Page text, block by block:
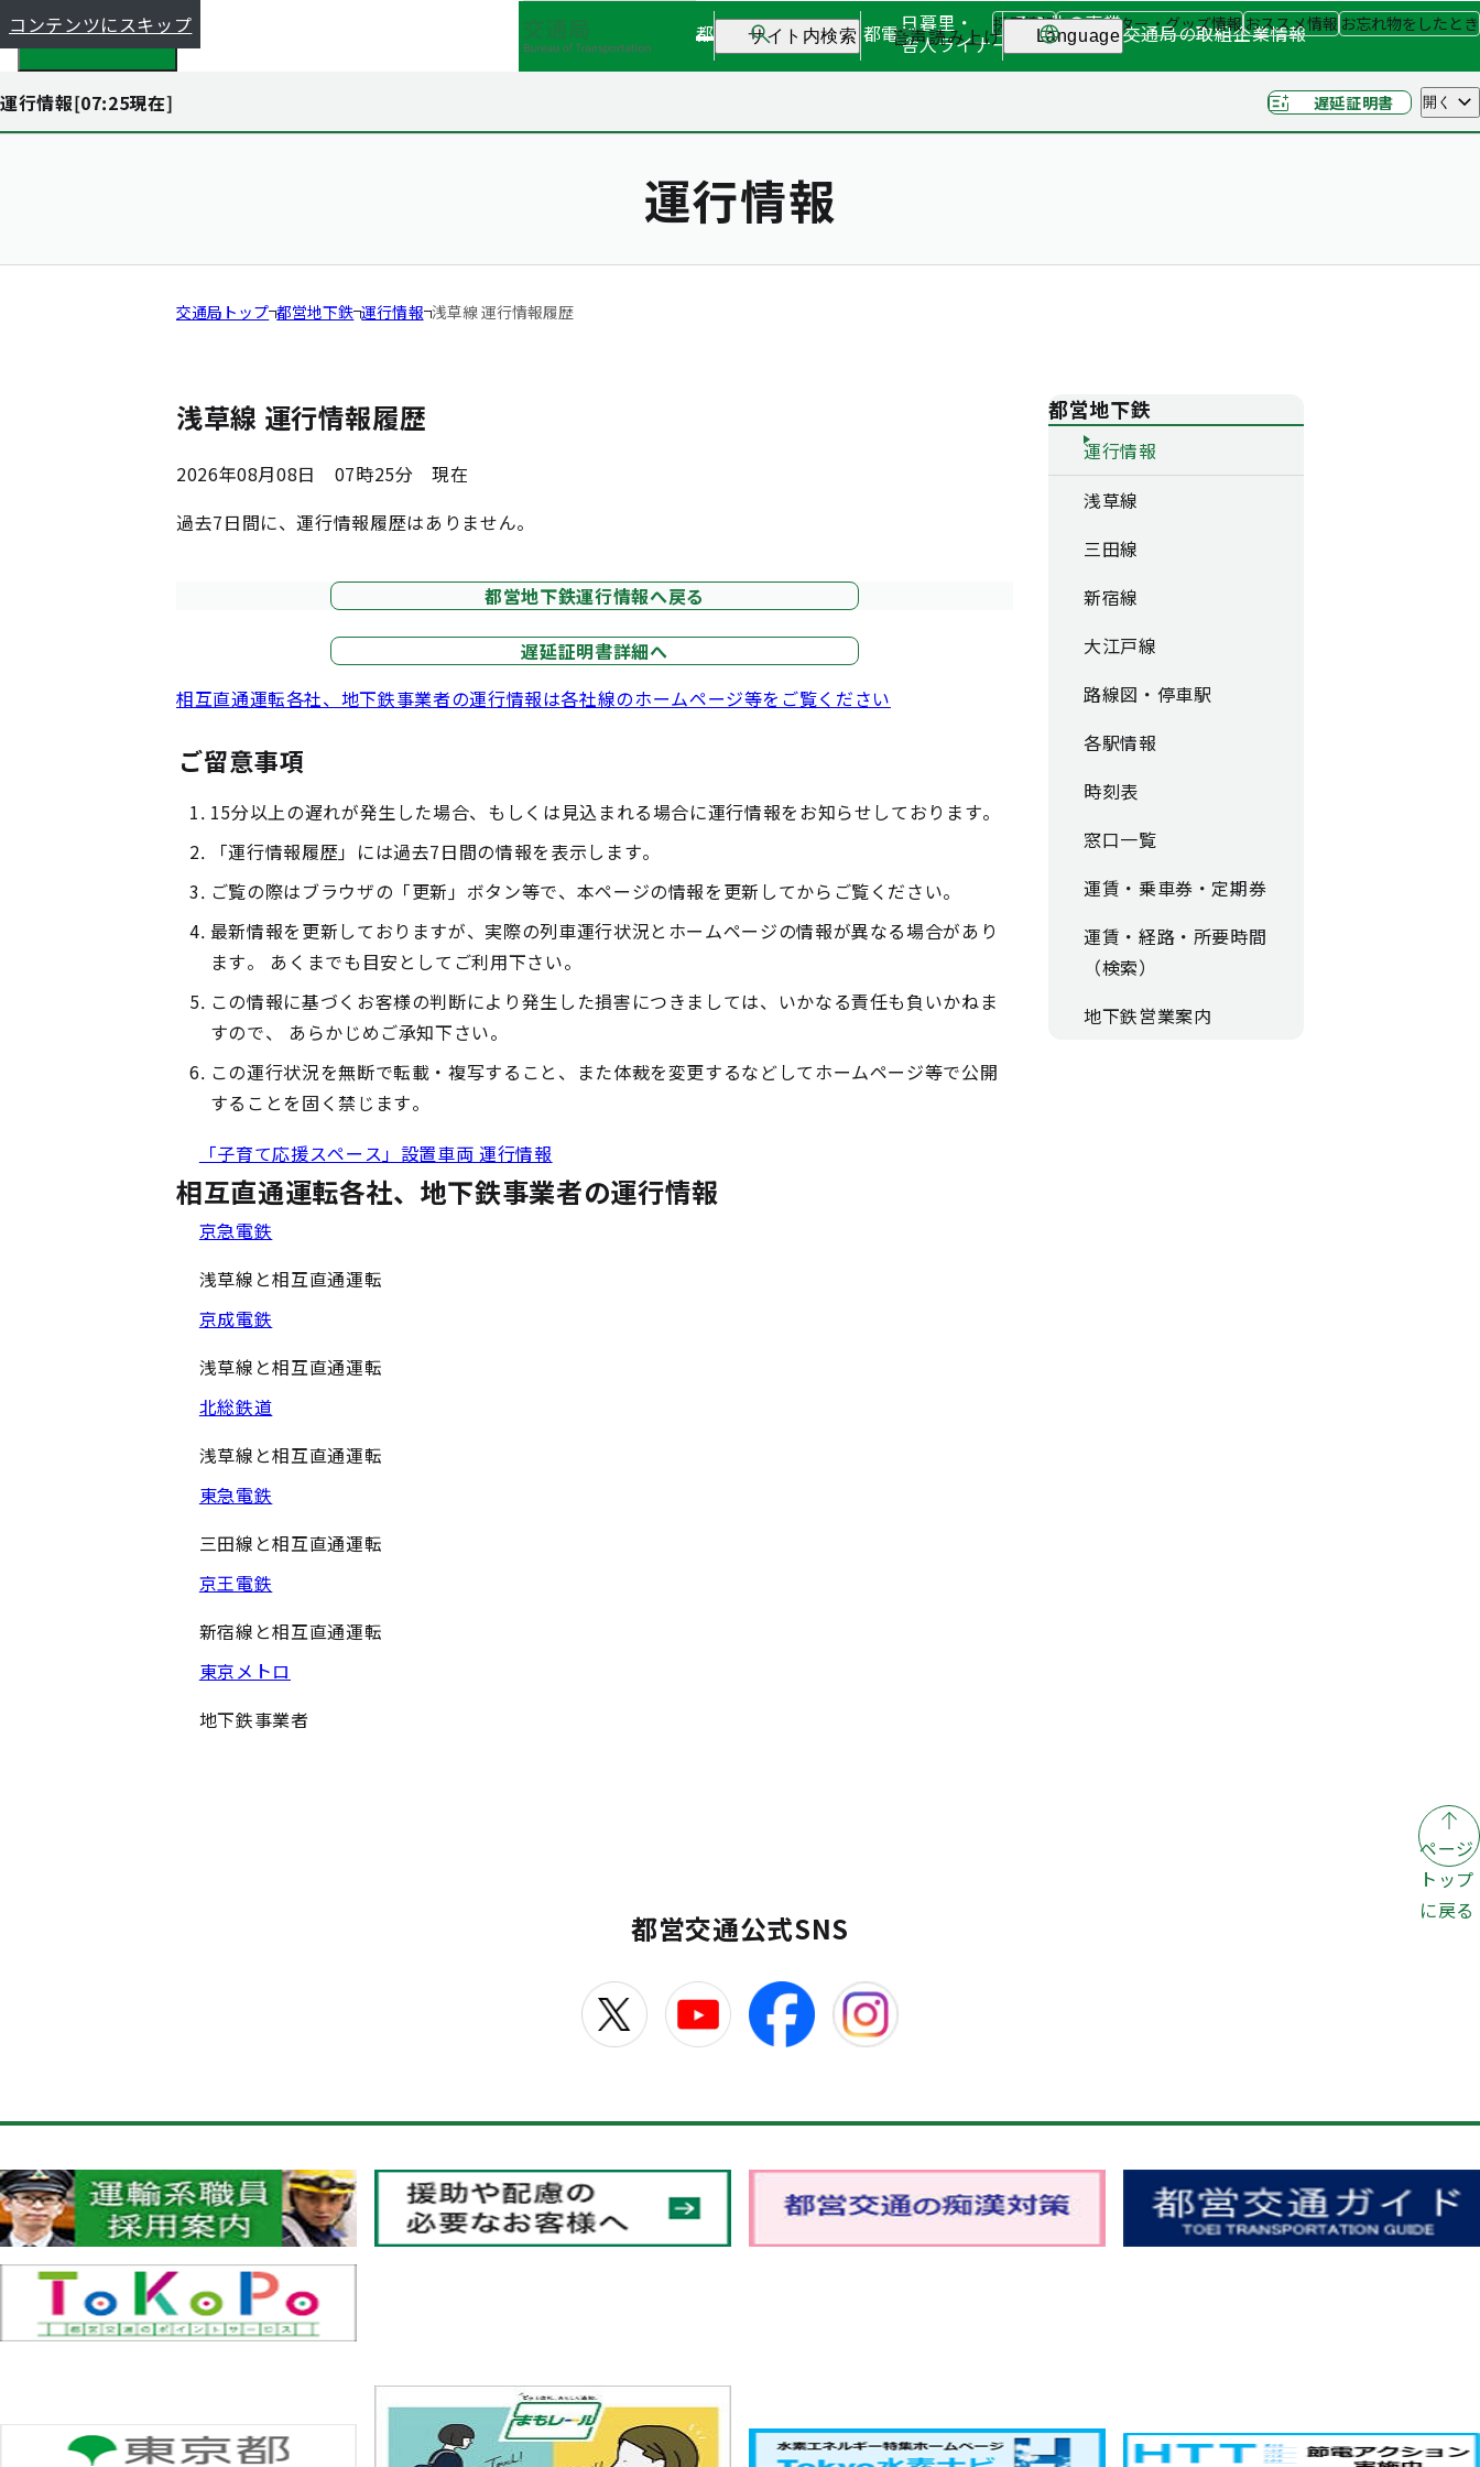
コンテンツにスキップ
都全体で探す 採用情報キャラクター・グッズ情報おススメ情報 お忘れ物をしたとき
サイト内検索 音声読み上げ Language
都営地下鉄 都営バス 都電日暮里・
舎人ライナー
その他の事業
（関連事業）交通局の取組企業情報
運行情報[07:25現在] 遅延証明書 開く
運行情報
交通局トップ 都営地下鉄 運行情報 浅草線 運行情報履歴
浅草線 運行情報履歴
2026年08月08日 07時25分 現在
過去7日間に、運行情報履歴はありません。
都営地下鉄運行情報へ戻る
遅延証明書詳細へ
相互直通運転各社、地下鉄事業者の運行情報は各社線のホームページ等をご覧ください
ご留意事項
15分以上の遅れが発生した場合、もしくは見込まれる場合に運行情報をお知らせしております。
「運行情報履歴」には過去7日間の情報を表示します。
ご覧の際はブラウザの「更新」ボタン等で、本ページの情報を更新してからご覧ください。
最新情報を更新しておりますが、実際の列車運行状況とホームページの情報が異なる場合があり
ます。 あくまでも目安としてご利用下さい。
この情報に基づくお客様の判断により発生した損害につきましては、いかなる責任も負いかねま
すので、 あらかじめご承知下さい。
この運行状況を無断で転載・複写すること、また体裁を変更するなどしてホームページ等で公開
することを固く禁じます。
「子育て応援スペース」設置車両 運行情報
相互直通運転各社、地下鉄事業者の運行情報
京急電鉄
浅草線と相互直通運転
京成電鉄
浅草線と相互直通運転
北総鉄道
浅草線と相互直通運転
東急電鉄
三田線と相互直通運転
京王電鉄
新宿線と相互直通運転
東京メトロ
地下鉄事業者
都営地下鉄
運行情報
浅草線
三田線
新宿線
大江戸線
路線図・停車駅
各駅情報
時刻表
窓口一覧
運賃・乗車券・定期券
運賃・経路・所要時間
（検索）
地下鉄営業案内
ページ
トップ
に戻る
都営交通公式SNS